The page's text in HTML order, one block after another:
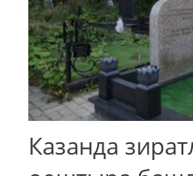
Казанда